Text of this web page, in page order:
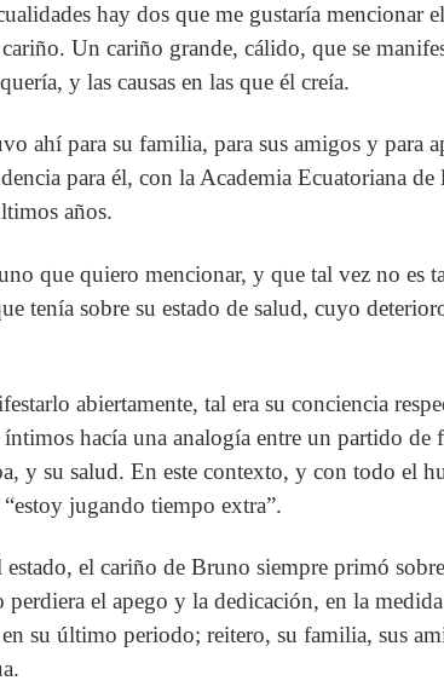
hay dos que me gustaría mencionar
Un cariño grande, cálido, que se
y las causas en las que él creía.
ahí para su familia, para sus amigos y para
para él, con la Academia Ecuatoriana
años.
que quiero mencionar, y que tal vez no es
tenía sobre su estado de salud, cuyo
abiertamente, tal era su conciencia
hacía una analogía entre un partido de
y su salud. En este contexto, y con todo el
jugando tiempo extra”.
estado, el cariño de Bruno siempre primó
el apego y la dedicación, en la
su último periodo; reitero, su familia, sus